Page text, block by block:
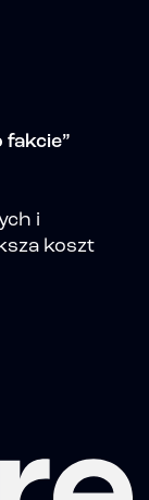
fakcie”
i
koszt